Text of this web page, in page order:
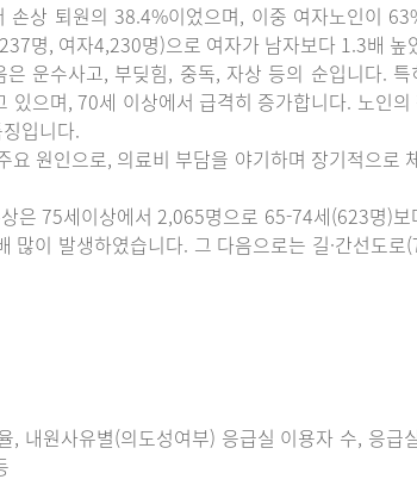
상 퇴원의 38.4%이었으며, 이중 여자노인이
명, 여자4,230명)으로 여자가 남자보다 1.3배 높
운수사고, 부딪힘, 중독, 자상 등의 순입니다.
으며, 70세 이상에서 급격히 증가합니다. 노인의
입니다.
원인으로, 의료비 부담을 야기하며 장기적으로
은 75세이상에서 2,065명으로 65-74세(623명)보
이 발생하였습니다. 그 다음으로는 길·간선도로
내원사유별(의도성여부) 응급실 이용자 수, 응급